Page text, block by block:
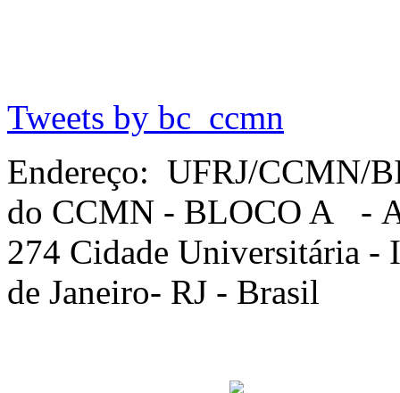
Tweets by bc_ccmn
Endereço: UFRJ/CCMN/
do CCMN - BLOCO A -
274 Cidade Universitária -
de Janeiro- RJ - Brasil